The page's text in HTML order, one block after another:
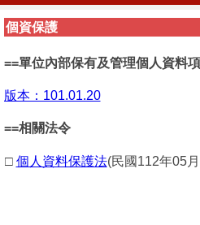
個資保護
==單位內部保有及管理個人資料
版本：101.01.20
==相關法令
□ 個人資料保護法(民國112年05